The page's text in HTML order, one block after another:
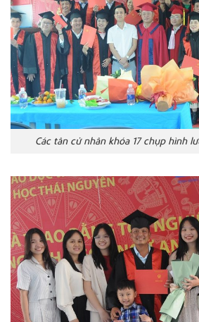
Các tân cử nhân khóa 17 chụp hình